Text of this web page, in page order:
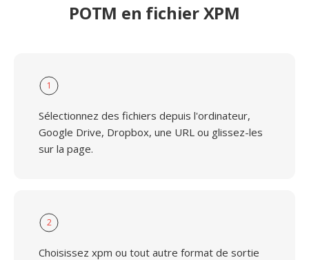
POTM en fichier XPM
1
Sélectionnez des fichiers depuis l'ordinateur,
Google Drive, Dropbox, une URL ou glissez-les
sur la page.
2
Choisissez xpm ou tout autre format de sortie